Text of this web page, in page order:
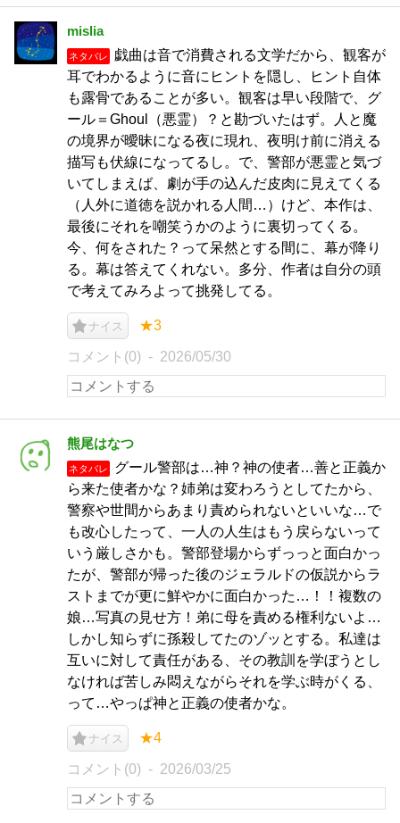
mislia
ネタバレ
戯曲は音で消費される文学だから、観客が
耳でわかるように音にヒントを隠し、ヒント自体
も露骨であることが多い。観客は早い段階で、グ
ール＝Ghoul（悪霊）？と勘づいたはず。人と魔
の境界が曖昧になる夜に現れ、夜明け前に消える
描写も伏線になってるし。で、警部が悪霊と気づ
いてしまえば、劇が手の込んだ皮肉に見えてくる
（人外に道徳を説かれる人間…）けど、本作は、
最後にそれを嘲笑うかのように裏切ってくる。
今、何をされた？って呆然とする間に、幕が降り
る。幕は答えてくれない。多分、作者は自分の頭
で考えてみろよって挑発してる。
ナイス ★3
コメント(0) 2026/05/30
熊尾はなつ
ネタバレ
グール警部は…神？神の使者…善と正義か
ら来た使者かな？姉弟は変わろうとしてたから、
警察や世間からあまり責められないといいな…で
も改心したって、一人の人生はもう戻らないって
いう厳しさかも。警部登場からずっっと面白かっ
たが、警部が帰った後のジェラルドの仮説からラ
ストまでが更に鮮やかに面白かった…！！複数の
娘…写真の見せ方！弟に母を責める権利ないよ…
しかし知らずに孫殺してたのゾッとする。私達は
互いに対して責任がある、その教訓を学ぼうとし
なければ苦しみ悶えながらそれを学ぶ時がくる、
って…やっぱ神と正義の使者かな。
ナイス ★4
コメント(0) 2026/03/25